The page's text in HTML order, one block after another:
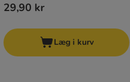
29,90 kr
Læg i kurv